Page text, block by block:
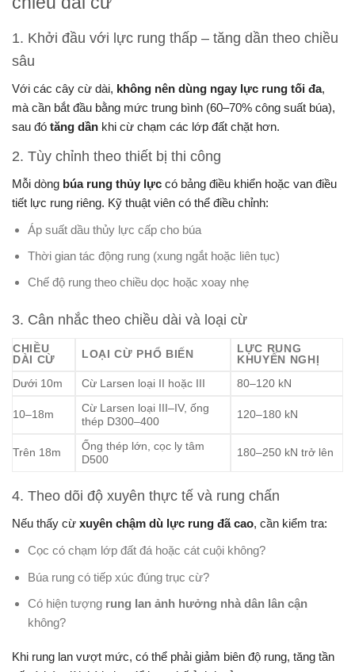
1. Khởi đầu với lực rung thấp – tăng dần theo chiều
sâu
Với các cây cừ dài, không nên dùng ngay lực rung tối đa,
mà cần bắt đầu bằng mức trung bình (60–70% công suất búa),
sau đó tăng dần khi cừ chạm các lớp đất chặt hơn.
2. Tùy chỉnh theo thiết bị thi công
Mỗi dòng búa rung thủy lực có bảng điều khiển hoặc van điều
tiết lực rung riêng. Kỹ thuật viên có thể điều chỉnh:
Áp suất dầu thủy lực cấp cho búa
Thời gian tác động rung (xung ngắt hoặc liên tục)
Chế độ rung theo chiều dọc hoặc xoay nhẹ
3. Cân nhắc theo chiều dài và loại cừ
CHIỀU
DÀI CỪ
LOẠI CỪ PHỔ BIẾN
LỰC RUNG
KHUYẾN NGHỊ
Dưới 10m
Cừ Larsen loại II hoặc III 80–120 kN
10–18m
Cừ Larsen loại III–IV, ống
thép D300–400
120–180 kN
Trên 18m
Ống thép lớn, cọc ly tâm
D500
180–250 kN trở lên
4. Theo dõi độ xuyên thực tế và rung chấn
Nếu thấy cừ xuyên chậm dù lực rung đã cao, cần kiểm tra:
Cọc có chạm lớp đất đá hoặc cát cuội không?
Búa rung có tiếp xúc đúng trục cừ?
Có hiện tượng rung lan ảnh hưởng nhà dân lân cận
không?
Khi rung lan vượt mức, có thể phải giảm biên độ rung, tăng tần